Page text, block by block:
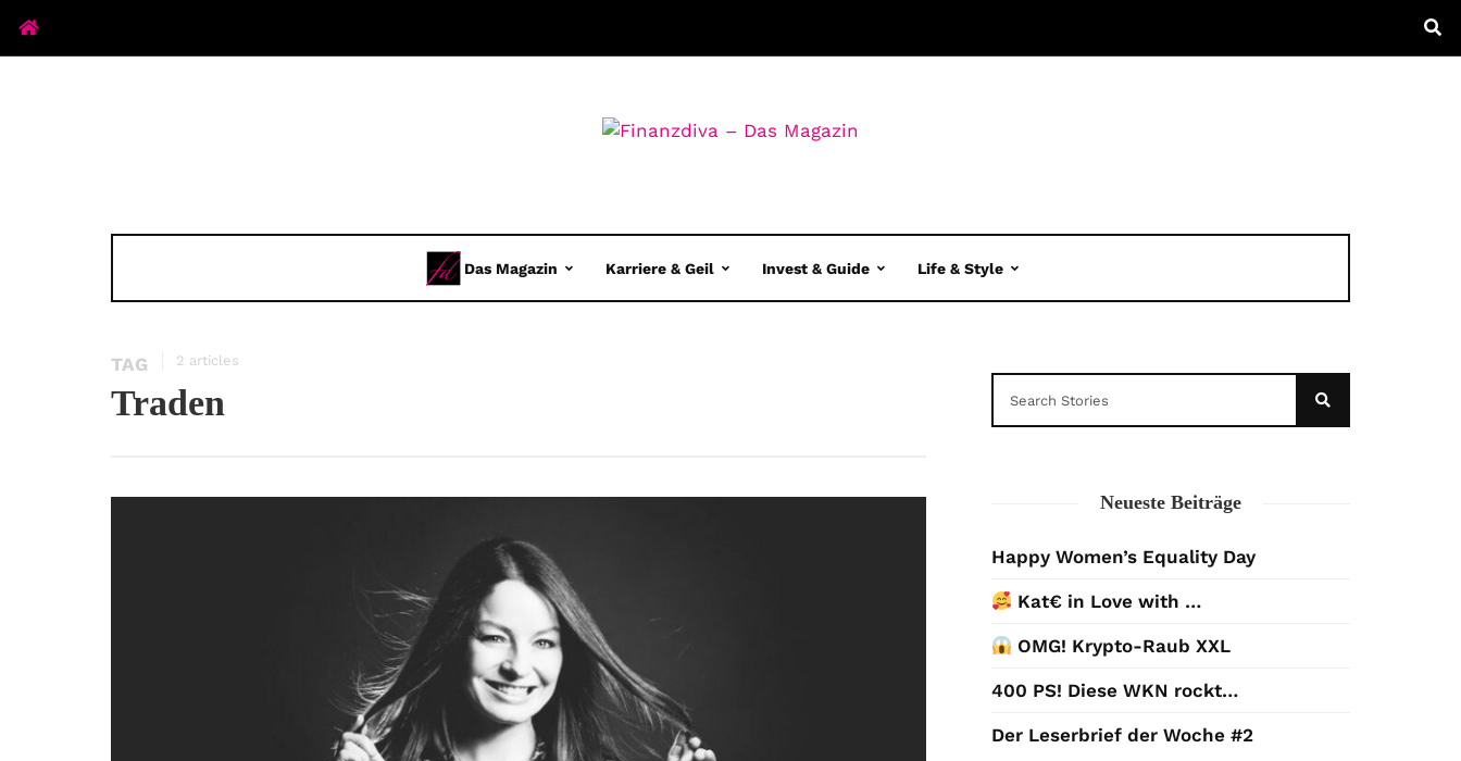
Das Magazin Karriere & Geil Invest & Guide Life & Style
TAG 2 articles
Traden
Neueste Beiträge
Happy Women’s Equality Day
Kat€ in Love with …
OMG! Krypto-Raub XXL
400 PS! Diese WKN rockt…
Der Leserbrief der Woche #2